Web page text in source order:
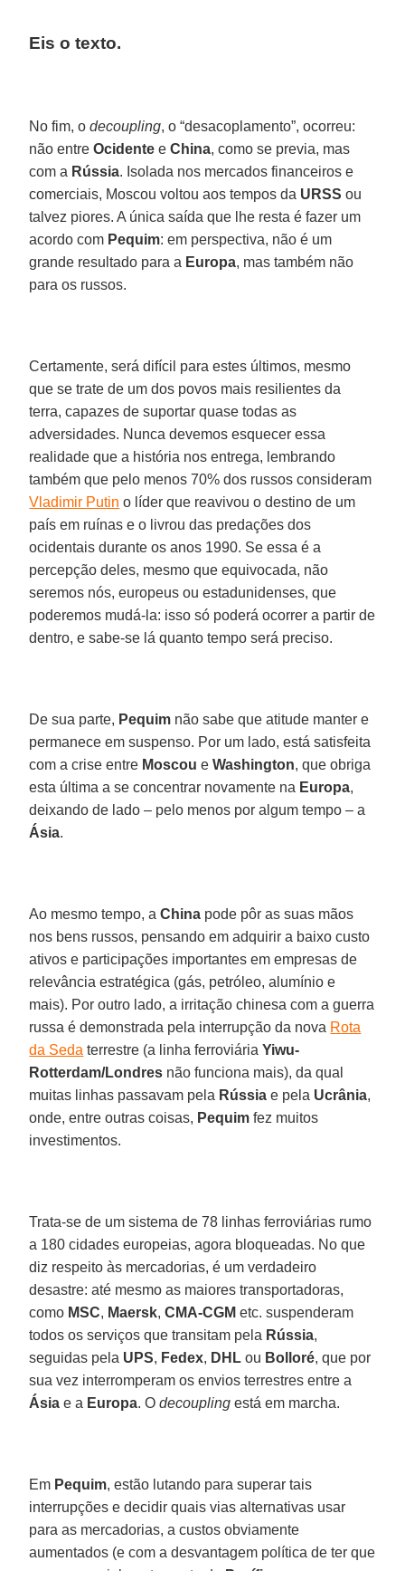
Eis o texto.
No fim, odecoupling, o “desacoplamento”, ocorreu:
não entreOcidente eChina, como se previa, mas
com a Rússia. Isolada nos mercados financeiros e
comerciais, Moscou voltou aos tempos da URSS ou
talvez piores. A única saída que lhe resta é fazer um
acordo com Pequim: em perspectiva, não é um
grande resultado para a Europa, mas também não
para os russos.
Certamente, será difícil para estes últimos, mesmo
que se trate de um dos povos mais resilientes da
terra, capazes de suportar quase todas as
adversidades. Nunca devemos esquecer essa
realidade que a história nos entrega, lembrando
também que pelo menos 70% dos russos consideram
Vladimir Putin o líder que reavivou o destino de um
país em ruínas e o livrou das predações dos
ocidentais durante os anos 1990. Se essa é a
percepção deles, mesmo que equivocada, não
seremos nós, europeus ou estadunidenses, que
poderemos mudá-la: isso só poderá ocorrer a partir de
dentro, e sabe-se lá quanto tempo será preciso.
De sua parte, Pequim não sabe que atitude manter e
permanece em suspenso. Por um lado, está satisfeita
com a crise entre Moscou eWashington, que obriga
esta última a se concentrar novamente na Europa,
deixando de lado – pelo menos por algum tempo – a
Ásia.
Ao mesmo tempo, aChina pode pôr as suas mãos
nos bens russos, pensando em adquirir a baixo custo
ativos e participações importantes em empresas de
relevância estratégica (gás, petróleo, alumínio e
mais). Por outro lado, a irritação chinesa com a guerra
russa é demonstrada pela interrupção da nova Rota
da Seda terrestre (a linha ferroviáriaYiwu-
Rotterdam/Londres não funciona mais), da qual
muitas linhas passavam pela Rússia e pela Ucrânia,
onde, entre outras coisas, Pequim fez muitos
investimentos.
Trata-se de um sistema de 78 linhas ferroviárias rumo
a 180 cidades europeias, agora bloqueadas. No que
diz respeito às mercadorias, é um verdadeiro
desastre: até mesmo as maiores transportadoras,
como MSC, Maersk,CMA-CGM etc. suspenderam
todos os serviços que transitam pela Rússia,
seguidas pela UPS, Fedex, DHL ou Bolloré, que por
sua vez interromperam os envios terrestres entre a
Ásia e a Europa. Odecoupling está em marcha.
Em Pequim, estão lutando para superar tais
interrupções e decidir quais vias alternativas usar
para as mercadorias, a custos obviamente
aumentados (e com a desvantagem política de ter que